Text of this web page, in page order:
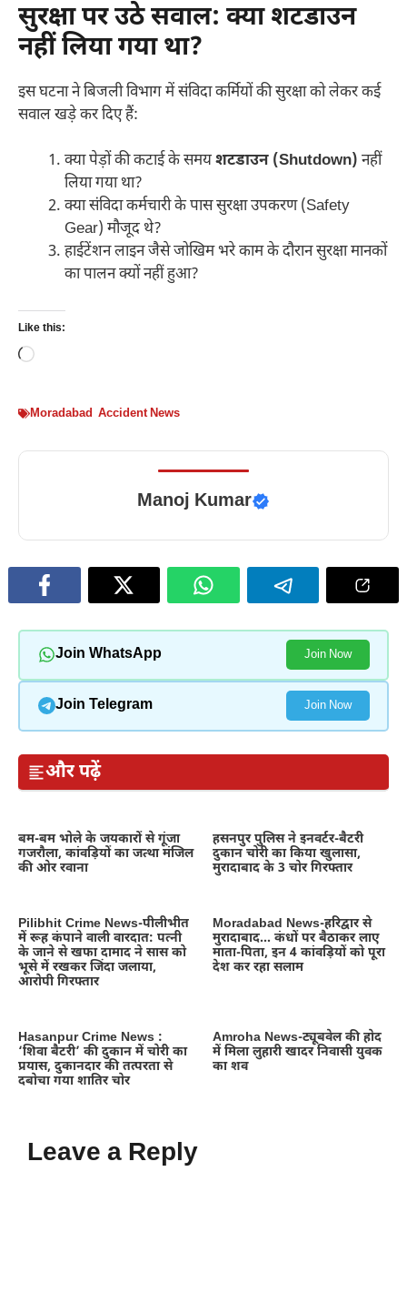
सुरक्षा पर उठे सवाल: क्या शटडाउन
नहीं लिया गया था?
इस घटना ने बिजली विभाग में संविदा कर्मियों की सुरक्षा को लेकर कई
सवाल खड़े कर दिए हैं:
क्या पेड़ों की कटाई के समयशटडाउन (Shutdown) नहीं
लिया गया था?
क्या संविदा कर्मचारी के पास सुरक्षा उपकरण (Safety
Gear) मौजूद थे?
हाईटेंशन लाइन जैसे जोखिम भरे काम के दौरान सुरक्षा मानकों
का पालन क्यों नहीं हुआ?
Like this:
Loading…
Moradabad Accident News
Manoj Kumar
Join WhatsApp Join Now
Join Telegram Join Now
और पढ़ें
बम-बम भोले के जयकारों से गूंजा
गजरौला, कांवड़ियों का जत्था मंजिल
की ओर रवाना
हसनपुर पुलिस ने इनवर्टर-बैटरी
दुकान चोरी का किया खुलासा,
मुरादाबाद के 3 चोर गिरफ्तार
Pilibhit Crime News-पीलीभीत
में रूह कंपाने वाली वारदात: पत्नी
के जाने से खफा दामाद ने सास को
भूसे में रखकर जिंदा जलाया,
आरोपी गिरफ्तार
Moradabad News-हरिद्वार से
मुरादाबाद… कंधों पर बैठाकर लाए
माता-पिता, इन 4 कांवड़ियों को पूरा
देश कर रहा सलाम
Hasanpur Crime News :
‘शिवा बैटरी’ की दुकान में चोरी का
प्रयास, दुकानदार की तत्परता से
दबोचा गया शातिर चोर
Amroha News-ट्यूबवेल की होद
में मिला लुहारी खादर निवासी युवक
का शव
Leave a Reply